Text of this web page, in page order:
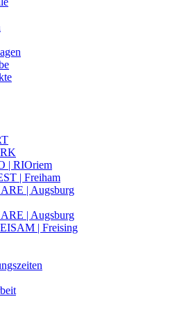
| RIOriem
| Freiham
| Augsburg
| Augsburg
| Freising